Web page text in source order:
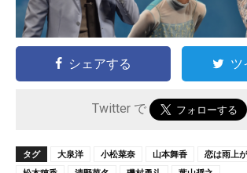
シェアする ツ
Twitter で
タグ 大泉洋 小松菜奈 山本舞香
恋は雨上